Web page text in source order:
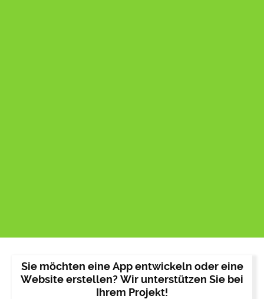
Sie möchten eine App entwickeln oder eine
Website erstellen? Wir unterstützen Sie bei
Ihrem Projekt!